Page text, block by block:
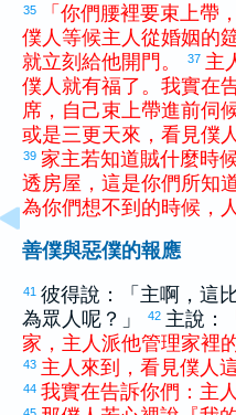
35 「 你們腰裡要束 上帶 ，
僕人 等候主人 從婚姻的
就立刻 給他開門 。 37 主
僕人 就有福了 。 我實在
席 ， 自己束 上帶進前伺
或是三更天來 ， 看見僕人
39 家主若知道賊什麼時
透房屋 ， 這是你們所知
為你們想不到 的時候 ，
善僕與惡僕的報應
41 彼得說：「主啊，這
為眾人呢？」
42 主說：
家 ， 主人 派他管理家裡
43 主人 來到 ， 看見僕人
44 我實在告訴你們 ： 主人